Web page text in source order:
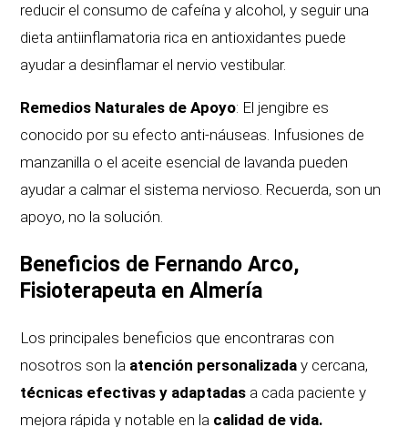
reducir el consumo de cafeína y alcohol, y seguir una
dieta antiinflamatoria rica en antioxidantes puede
ayudar a desinflamar el nervio vestibular.
Remedios Naturales de Apoyo: El jengibre es
conocido por su efecto anti-náuseas. Infusiones de
manzanilla o el aceite esencial de lavanda pueden
ayudar a calmar el sistema nervioso. Recuerda, son un
apoyo, no la solución.
Beneficios de Fernando Arco,
Fisioterapeuta en Almería
Los principales beneficios que encontraras con
nosotros son la atención personalizada y cercana,
técnicas efectivas y adaptadas a cada paciente y
mejora rápida y notable en la calidad de vida.